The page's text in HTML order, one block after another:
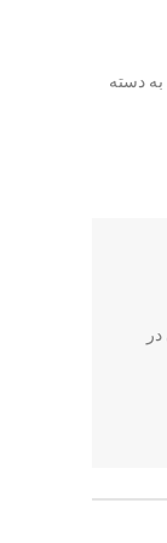
به دسته